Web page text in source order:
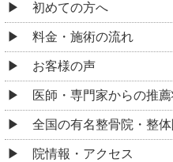
初めての方へ
料金・施術の流れ
お客様の声
医師・専門家からの推
全国の有名整骨院・整
院情報・アクセス